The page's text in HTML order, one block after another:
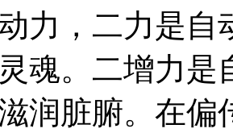
力，二力是自
魂。二增力是
润脏腑。在